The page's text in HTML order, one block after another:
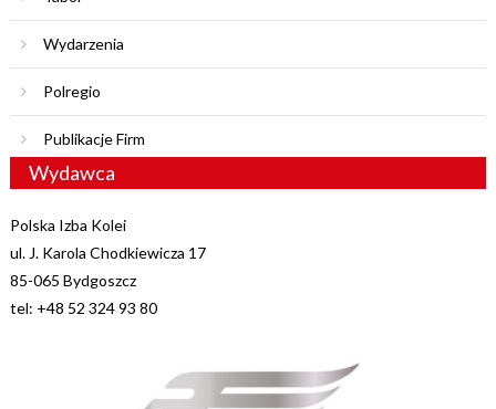
Wydarzenia
Polregio
Publikacje Firm
Wydawca
Polska Izba Kolei
ul. J. Karola Chodkiewicza 17
85-065 Bydgoszcz
tel: +48 52 324 93 80